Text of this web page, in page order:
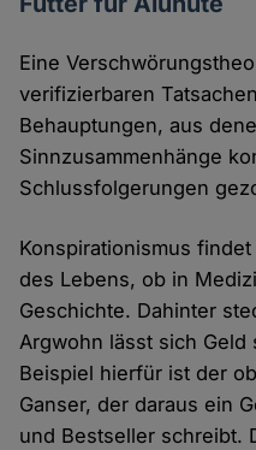
Eine
verifizierbaren
Behauptungen, aus
Sinnzusammenhänge
Schlussfolgerungen
Konspirationismus
des Lebens, ob in
Geschichte. Dahinter
Argwohn lässt sich Geld
Beispiel hierfür ist der
Ganser, der daraus ein
und Bestseller schreibt.